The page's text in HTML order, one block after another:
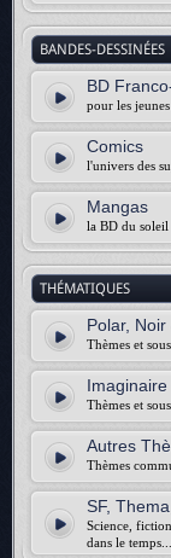
BANDES-DESSINÉES
BD
pour les
Comics
l'univers des
Mangas
la BD du soleil
THÉMATIQUES
Polar,
Thèmes et
Imaginaire
Thèmes et
Autres
Thèmes
SF,
Science,
dans le temps...